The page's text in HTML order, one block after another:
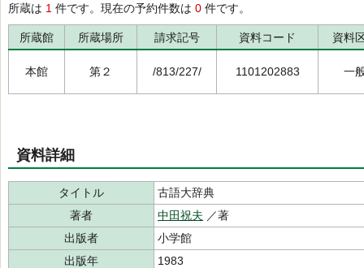
所蔵は 1 件です。現在の予約件数は 0 件です。
所蔵館 所蔵場所 請求記号 資料コード 資料
本館 第２ /813/227/ 1101202883 一
資料詳細
タイトル
古語大辞典
著者
中田祝夫 ／著
出版者
小学館
出版年
1983